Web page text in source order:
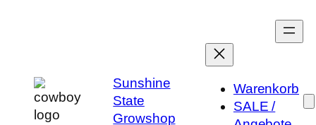
Sunshine
State
Growshop
Warenkorb
SALE /